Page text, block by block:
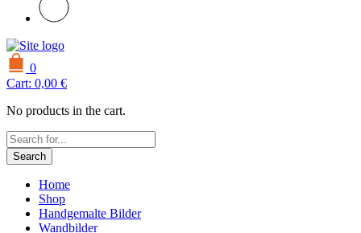
0
Cart: 0,00 €
No products in the cart.
Search
Home
Shop
Handgemalte Bilder
Wandbilder